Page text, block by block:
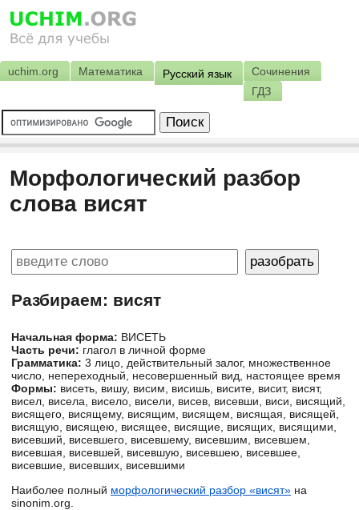
uchim.org Математика Русский язык
Сочинения
ГДЗ
Морфологический разбор
слова висят
Разбираем: висят
Начальная форма: ВИСЕТЬ
Часть речи: глагол в личной форме
Грамматика: 3 лицо, действительный залог, множественное
число, непереходный, несовершенный вид, настоящее время
Формы: висеть, вишу, висим, висишь, висите, висит, висят,
висел, висела, висело, висели, висев, висевши, виси, висящий,
висящего, висящему, висящим, висящем, висящая, висящей,
висящую, висящею, висящее, висящие, висящих, висящими,
висевший, висевшего, висевшему, висевшим, висевшем,
висевшая, висевшей, висевшую, висевшею, висевшее,
висевшие, висевших, висевшими
Наиболее полный морфологический разбор «висят» на
sinonim.org.